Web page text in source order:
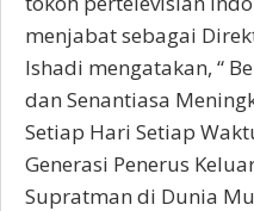
menjabat sebagai
Ishadi mengatakan, “
dan Senantiasa
Setiap Hari Setiap
Generasi Penerus
Supratman di Dunia